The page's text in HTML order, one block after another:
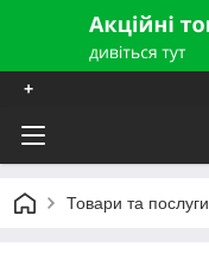
+
Товари та послуги